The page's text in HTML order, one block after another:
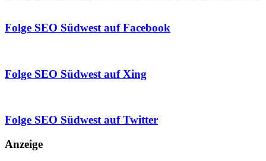
Folge SEO Südwest auf Facebook
Folge SEO Südwest auf Xing
Folge SEO Südwest auf Twitter
Anzeige